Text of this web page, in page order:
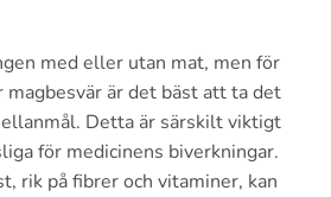
med eller utan mat, men för
magbesvär är det bäst att ta det
Detta är särskilt viktigt
för medicinens biverkningar.
rik på fibrer och vitaminer, kan